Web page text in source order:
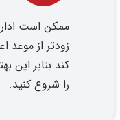
ممکن است
زودتر از موعد
کند بنابر این
را شروع کنید.